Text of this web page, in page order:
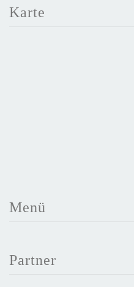
Karte
Menü
Partner